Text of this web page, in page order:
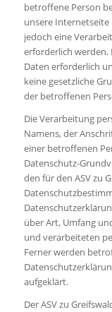
betroffene Person
unsere
jedoch eine
erforderlich werden.
Daten erforderlich
keine gesetzliche
der betroffenen
Die Verarbeitung
Namens, der
einer betroffenen
Datenschutz-
den für den ASV zu
über Art, Umfang
und verarbeiteten
Ferner werden
aufgeklärt.
Der ASV zu